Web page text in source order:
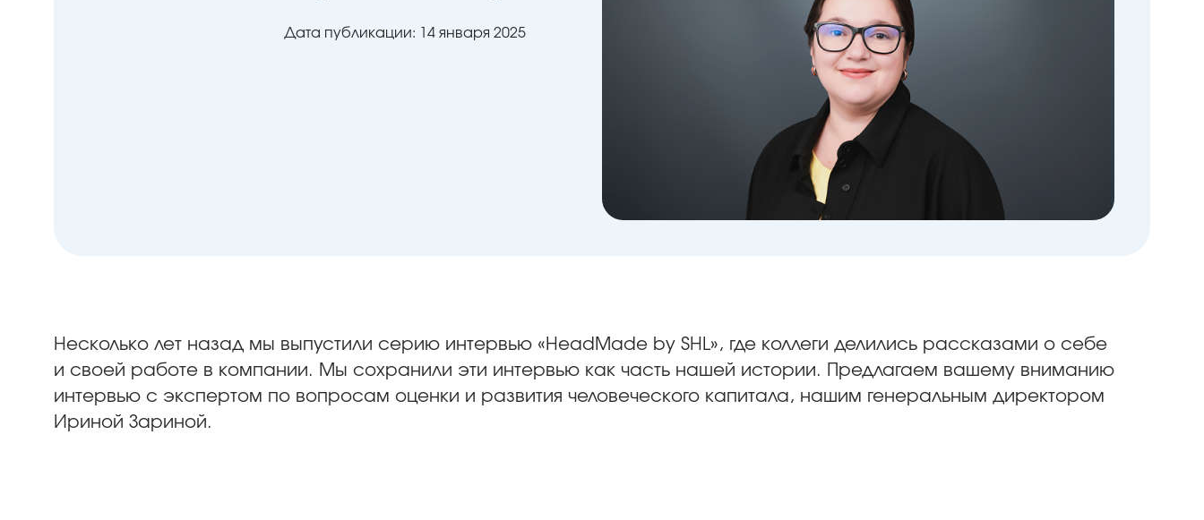
Дата публикации: 14 января 2025
Несколько лет назад мы выпустили серию интервью «HeadMade by SHL», где коллеги делились рассказами о себе
и своей работе в компании. Мы сохранили эти интервью как часть нашей истории. Предлагаем вашему вниманию
интервью с экспертом по вопросам оценки и развития человеческого капитала, нашим генеральным директором
Ириной Зариной.